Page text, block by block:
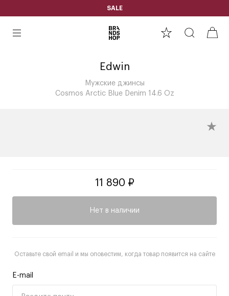
SALE
Edwin
Мужские джинсы
Cosmos Arctic Blue Denim 14.6 Oz
11 890 ₽
Нет в наличии
Оставьте свой email и мы оповестим, когда товар появится на сайте
E-mail